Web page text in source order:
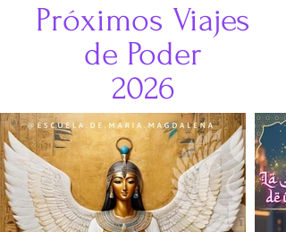
Próximos Viajes
de Poder
2026